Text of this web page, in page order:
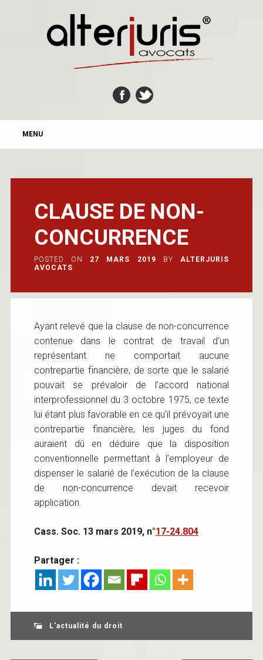
MAIN MENU
MENU
CLAUSE DE NON-
CONCURRENCE
POSTED ON 27 MARS 2019 BY
ALTERJURIS
AVOCATS
Ayant relevé que la clause de non-concurrence
contenue dans le contrat de travail d’un
représentant ne comportait aucune
contrepartie financière, de sorte que le salarié
pouvait se prévaloir de l’accord national
interprofessionnel du 3 octobre 1975, ce texte
lui étant plus favorable en ce qu’il prévoyait une
contrepartie financière, les juges du fond
auraient dû en déduire que la disposition
conventionnelle permettant à l’employeur de
dispenser le salarié de l’exécution de la clause
de non-concurrence devait recevoir
application.
Cass. Soc. 13 mars 2019, n°17-24.804
Partager :
L'actualité du droit